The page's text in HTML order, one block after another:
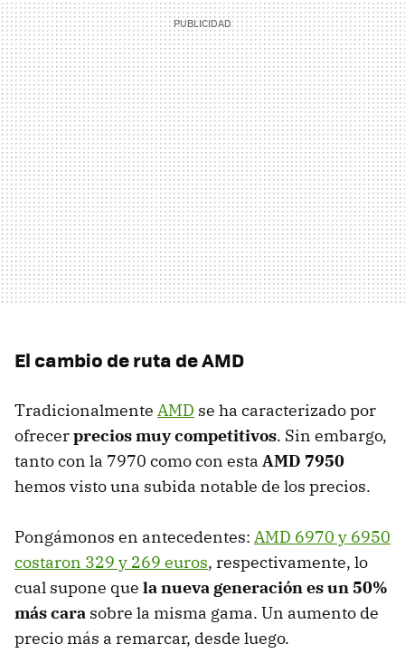
El cambio de ruta deAMD
Tradicionalmente AMD se ha caracterizado por
ofrecerprecios muy competitivos. Sin embargo,
tanto con la 7970 como con esta AMD 7950
hemos visto una subida notable de los precios.
Pongámonos en antecedentes: AMD 6970 y 6950
costaron 329 y 269 euros, respectivamente, lo
cual supone que la nueva generación es un 50%
más cara sobre la misma gama. Un aumento de
precio más a remarcar, desde luego.